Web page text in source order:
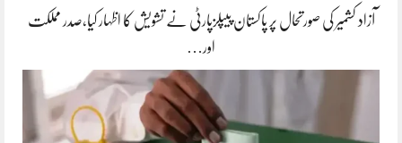
آزاد کشمیر کی صورتحال پر پاکستان پیپلزپارٹی نے تشویش کا اظہار کیا،صدر مملکت
اور…